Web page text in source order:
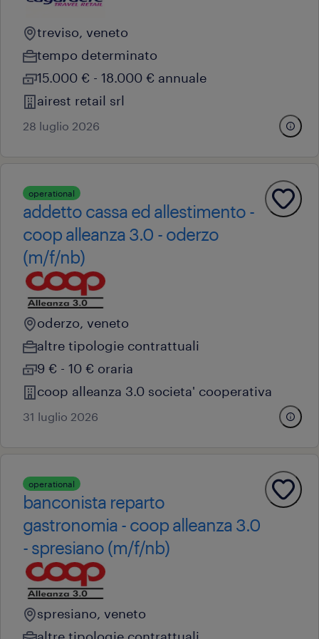
treviso, veneto
tempo determinato
15.000 € - 18.000 € annuale
airest retail srl
28 luglio 2026
operational
addetto cassa ed allestimento -
coop alleanza 3.0 - oderzo
(m/f/nb)
oderzo, veneto
altre tipologie contrattuali
9 € - 10 € oraria
coop alleanza 3.0 societa' cooperativa
31 luglio 2026
operational
banconista reparto
gastronomia - coop alleanza 3.0
- spresiano (m/f/nb)
spresiano, veneto